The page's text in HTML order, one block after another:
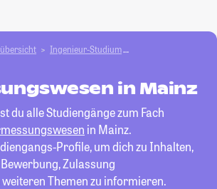
Ingenieur-Studium
in Mainz
du alle Studiengänge zum Fach
in Mainz.
Profile, um dich zu Inhalten,
Bewerbung, Zulassung
weiteren Themen zu informieren.